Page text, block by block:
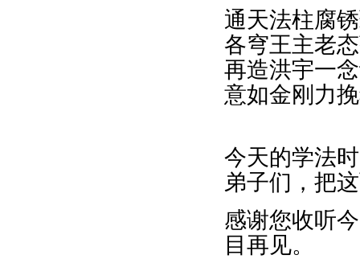
通天法柱腐
各穹王主老
再造洪宇一
意如金刚力
今天的学法
弟子们，把
感谢您收听
目再见。